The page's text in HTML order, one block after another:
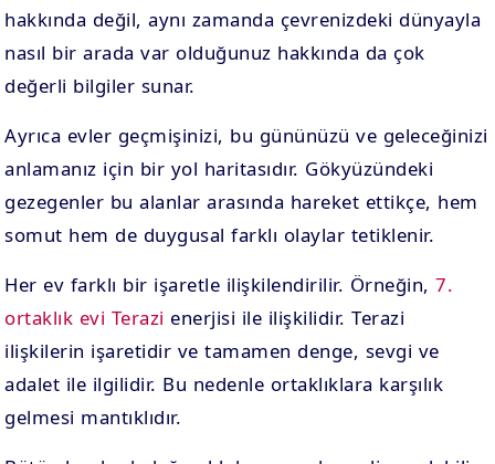
hakkında değil, aynı zamanda çevrenizdeki dünyayla
nasıl bir arada var olduğunuz hakkında da çok
değerli bilgiler sunar.
Ayrıca evler geçmişinizi, bu gününüzü ve geleceğinizi
anlamanız için bir yol haritasıdır. Gökyüzündeki
gezegenler bu alanlar arasında hareket ettikçe, hem
somut hem de duygusal farklı olaylar tetiklenir.
Her ev farklı bir işaretle ilişkilendirilir. Örneğin,7.
ortaklık evi Terazi enerjisi ile ilişkilidir. Terazi
ilişkilerin işaretidir ve tamamen denge, sevgi ve
adalet ile ilgilidir. Bu nedenle ortaklıklara karşılık
gelmesi mantıklıdır.